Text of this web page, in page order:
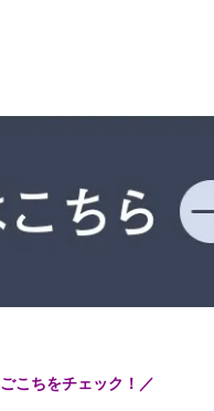
こちをチェック！／